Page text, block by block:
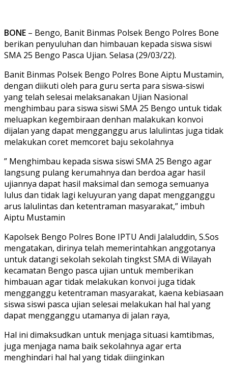
BONE – Bengo, Banit Binmas Polsek Bengo Polres Bone
berikan penyuluhan dan himbauan kepada siswa siswi
SMA 25 Bengo Pasca Ujian. Selasa (29/03/22).
Banit Binmas Polsek Bengo Polres Bone Aiptu Mustamin,
dengan diikuti oleh para guru serta para siswa-siswi
yang telah selesai melaksanakan Ujian Nasional
menghimbau para siswa siswi SMA 25 Bengo untuk tidak
meluapkan kegembiraan denhan malakukan konvoi
dijalan yang dapat mengganggu arus lalulintas juga tidak
melakukan coret memcoret baju sekolahnya
” Menghimbau kepada siswa siswi SMA 25 Bengo agar
langsung pulang kerumahnya dan berdoa agar hasil
ujiannya dapat hasil maksimal dan semoga semuanya
lulus dan tidak lagi keluyuran yang dapat mengganggu
arus lalulintas dan ketentraman masyarakat,” imbuh
Aiptu Mustamin
Kapolsek Bengo Polres Bone IPTU Andi Jalaluddin, S.Sos
mengatakan, dirinya telah memerintahkan anggotanya
untuk datangi sekolah sekolah tingkst SMA di Wilayah
kecamatan Bengo pasca ujian untuk memberikan
himbauan agar tidak melakukan konvoi juga tidak
mengganggu ketentraman masyarakat, kaena kebiasaan
siswa siswi pasca ujian selesai melakukan hal hal yang
dapat mengganggu utamanya di jalan raya,
Hal ini dimaksudkan untuk menjaga situasi kamtibmas,
juga menjaga nama baik sekolahnya agar erta
menghindari hal hal yang tidak diinginkan